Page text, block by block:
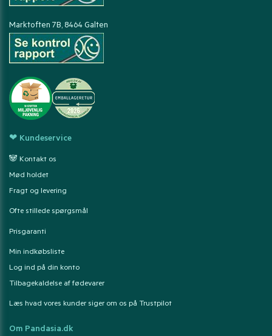
Marktoften 7B, 8464 Galten
❤ Kundeservice
🐼 Kontakt os
Mød holdet
Fragt og levering
Ofte stillede spørgsmål
Prisgaranti
Min indkøbsliste
Log ind på din konto
Tilbagekaldelse af fødevarer
Læs hvad vores kunder siger om os på Trustpilot
Om Pandasia.dk